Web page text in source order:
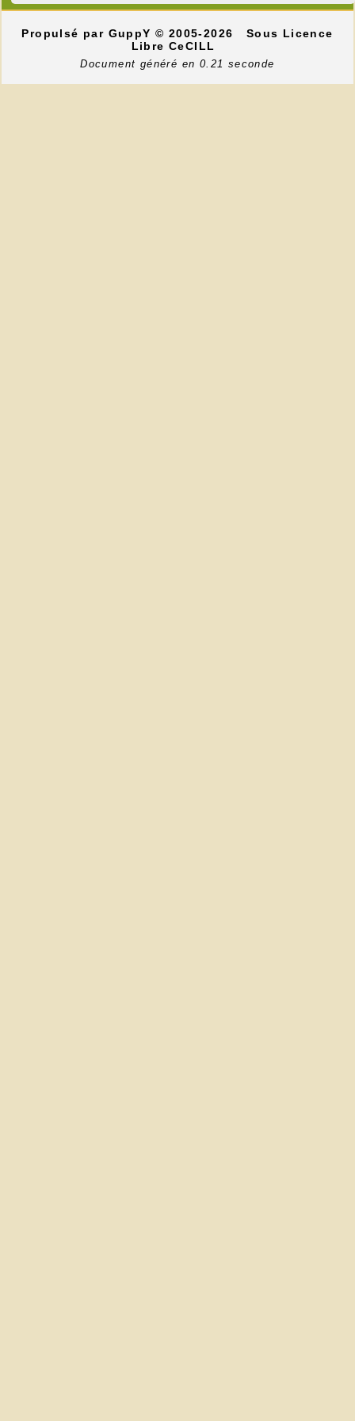
Propulsé par GuppY© 2005-2026
Sous Licence
Libre CeCILL
Document généré en 0.21 seconde